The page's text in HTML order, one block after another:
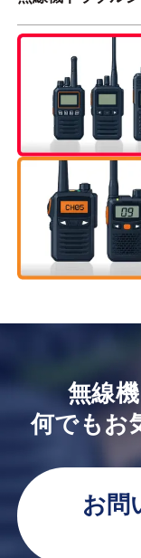
無線
何でもお
お問